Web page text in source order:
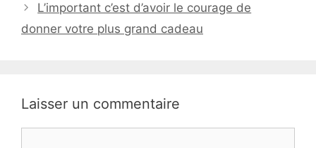
L’important c’est d’avoir le courage de
donner votre plus grand cadeau
Laisser un commentaire